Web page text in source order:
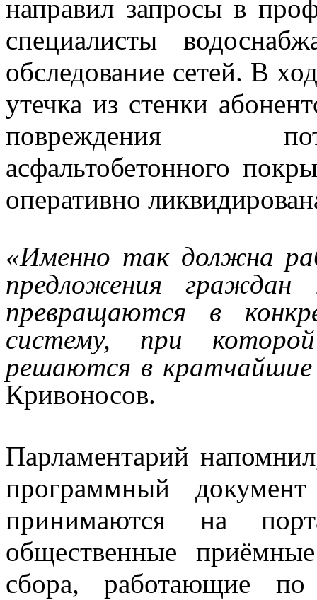
направил запросы в
специалисты
обследование сетей. В
утечка из стенки
повреждения
асфальтобетонного
оперативно
«Именно так должна
предложения
превращаются в
систему, при
решаются в кратчайшие
Кривоносов.
Парламентарий
программный
принимаются на
общественные
сбора, работающие